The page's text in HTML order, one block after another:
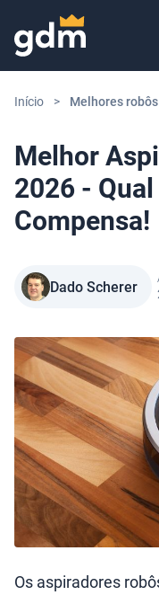
Skip to content
Início > Melhores
Melhor
2026 -
Compensa!
Dado Scherer
Os aspiradores